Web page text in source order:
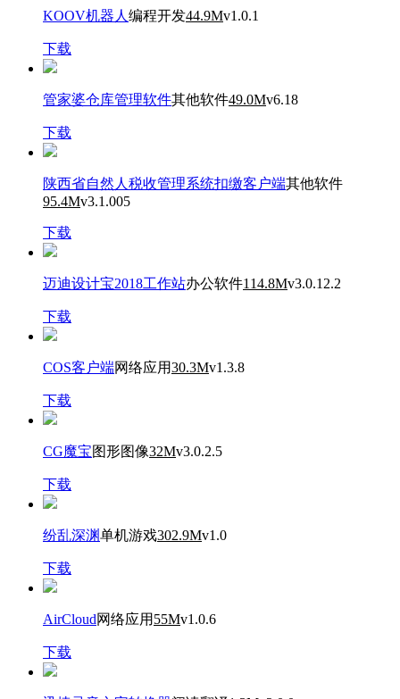
KOOV机器人 编程开发44.9Mv1.0.1
下载
管家婆仓库管理软件其他软件49.0Mv6.18
下载
陕西省自然人税收管理系统扣缴客户端其他软件
95.4Mv3.1.005
下载
迈迪设计宝2018工作站办公软件114.8Mv3.0.12.2
下载
COS客户端网络应用30.3Mv1.3.8
下载
CG魔宝图形图像32Mv3.0.2.5
下载
纷乱深渊单机游戏302.9Mv1.0
下载
AirCloud网络应用 55Mv1.0.6
下载